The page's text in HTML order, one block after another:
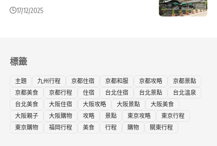
17/12/2025
標籤
主題 九州行程 京都住宿 京都和服 京都攻略
京都景點
京都美食
京都行程 住宿 台北住宿 台北景點
台北溫泉
台北美食
大阪住宿 大阪攻略 大阪景點
大阪美食
大阪親子
大阪購物 攻略 景點 東京攻略
東京行程
東京購物
福岡行程 美食 行程 購物 關東行程